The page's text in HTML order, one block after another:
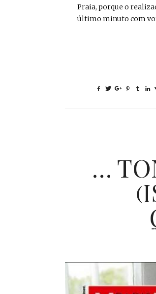
Praia, porque o
último minuto com
…